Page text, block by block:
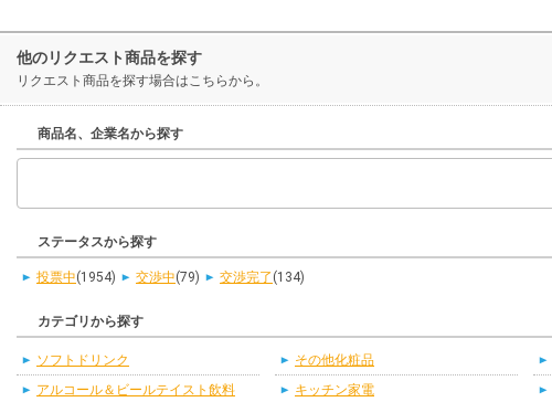
他のリクエスト商品を探す
リクエスト商品を探す場合はこちらから。
商品名、企業名から探す
ステータスから探す
投票中(1954) 交渉中(79) 交渉完了 (134)
カテゴリから探す
ソフトドリンク
アルコール＆ビールテイスト飲料
その他化粧品
キッチン家電